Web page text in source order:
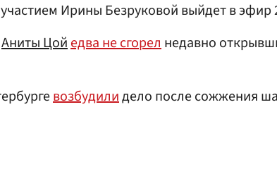
Ирины Безруковой выйдет в эфир
Аниты Цойедва не сгорелнедавно
возбудилидело после сожжения